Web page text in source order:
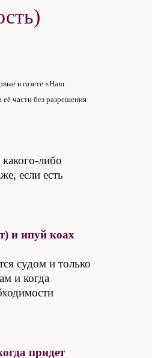
в газете «Наш
части без разрешения
либо
если есть
и ипуй коах
судом и только
и когда
придет